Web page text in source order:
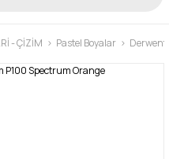
- ÇİZİM Pastel Boyalar Derwent